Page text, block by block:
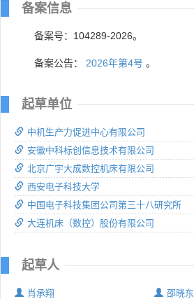
备案信息
备案号：104289-2026。
备案公告： 2026年第4号 。
起草单位
中机生产力促进中心有限公司
安徽中科标创信息技术有限公司
北京广宇大成数控机床有限公司
西安电子科技大学
中国电子科技集团公司第三十八研究所
大连机床（数控）股份有限公司
起草人
肖承翔
邵晓东